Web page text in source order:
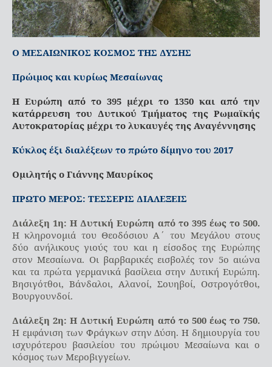
Ο ΜΕΣΑΙΩΝΙΚΟΣ ΚΟΣΜΟΣ ΤΗΣ ΔΥΣΗΣ
Πρώιμος και κυρίως Μεσαίωνας
Η Ευρώπη από το 395 μέχρι το 1350 και από την
κατάρρευση του Δυτικού Τμήματος της Ρωμαϊκής
Αυτοκρατορίας μέχρι το λυκαυγές της Αναγέννησης
Κύκλος έξι διαλέξεων το πρώτο δίμηνο του 2017
Ομιλητής ο Γιάννης Μαυρίκος
ΠΡΩΤΟ ΜΕΡΟΣ: ΤΕΣΣΕΡΙΣ ΔΙΑΛΕΞΕΙΣ
Διάλεξη 1η: Η Δυτική Ευρώπη από το 395 έως το 500.
Η κληρονομιά του Θεοδόσιου Α΄ του Μεγάλου στους
δύο ανήλικους γιούς του και η είσοδος της Ευρώπης
στον Μεσαίωνα. Οι βαρβαρικές εισβολές τον 5ο αιώνα
και τα πρώτα γερμανικά βασίλεια στην Δυτική Ευρώπη.
Βησιγότθοι, Βάνδαλοι, Αλανοί, Σουηβοί, Οστρογότθοι,
Βουργουνδοί.
Διάλεξη 2η: Η Δυτική Ευρώπη από το 500 έως το 750.
Η εμφάνιση των Φράγκων στην Δύση. Η δημιουργία του
ισχυρότερου βασιλείου του πρώιμου Μεσαίωνα και ο
κόσμος των Μεροβιγγείων.